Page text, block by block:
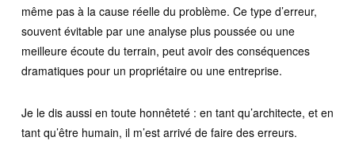
même pas à la cause réelle du problème. Ce type d’erreur,
souvent évitable par une analyse plus poussée ou une
meilleure écoute du terrain, peut avoir des conséquences
dramatiques pour un propriétaire ou une entreprise.
Je le dis aussi en toute honnêteté : en tant qu’architecte, et en
tant qu’être humain, il m’est arrivé de faire des erreurs.